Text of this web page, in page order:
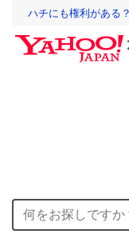
ハチにも権利がある